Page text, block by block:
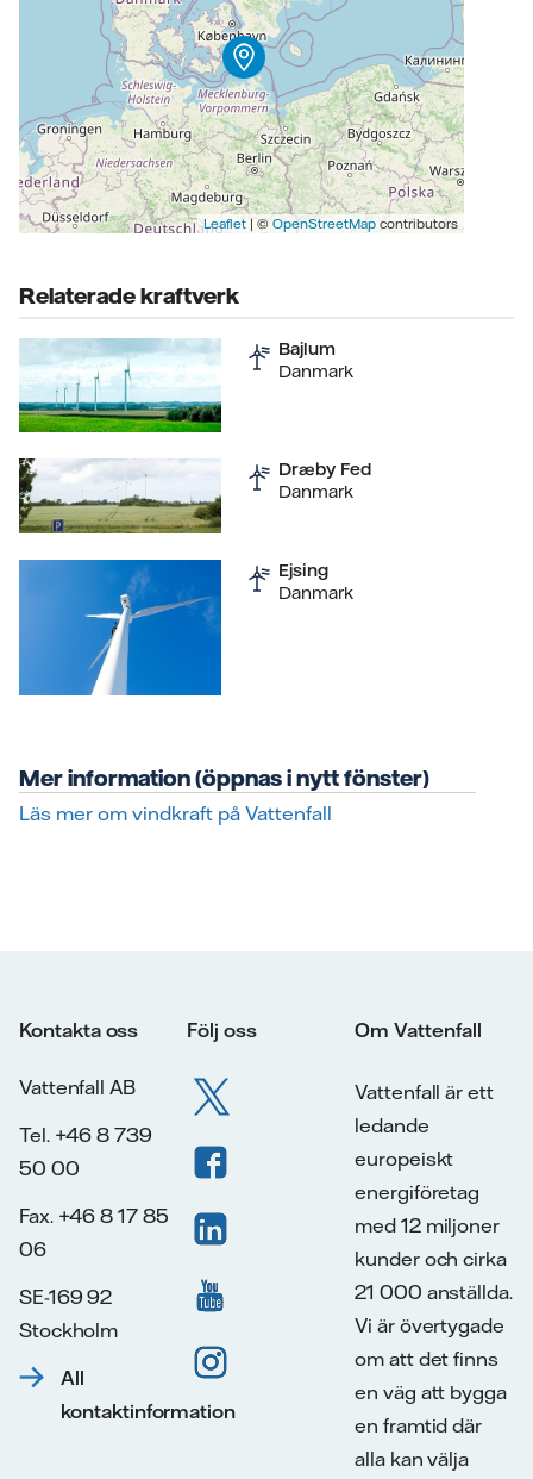
Leaflet | ©OpenStreetMap contributors
Relaterade kraftverk
Bajlum
Danmark
Dræby Fed
Danmark
Ejsing
Danmark
Mer information (öppnas i nytt fönster)
Läs mer om vindkraft på Vattenfall
Kontakta oss
Vattenfall AB
Tel. +46 8 739
50 00
Fax. +46 8 17 85
06
SE-169 92
Stockholm
All
kontaktinformation
Följ oss Om Vattenfall
Vattenfall är ett
ledande
europeiskt
energiföretag
med 12 miljoner
kunder och cirka
21 000 anställda.
Vi är övertygade
om att det finns
en väg att bygga
en framtid där
alla kan välja